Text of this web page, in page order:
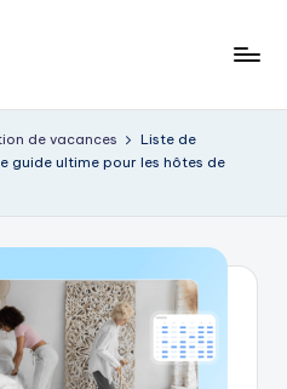
de vacances
Liste de
guide ultime pour les hôtes de